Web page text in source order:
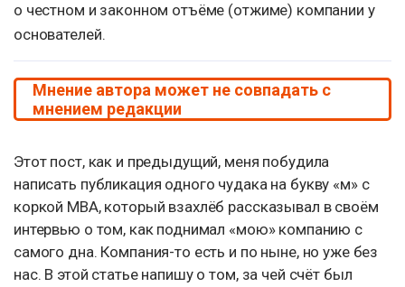
о честном и законном отъёме (отжиме) компании у
основателей.
Мнение автора может не совпадать с
мнением редакции
Этот пост, как и предыдущий, меня побудила
написать публикация одного чудака на букву «м» с
коркой MBA, который взахлёб рассказывал в своём
интервью о том, как поднимал «мою» компанию с
самого дна. Компания-то есть и по ныне, но уже без
нас. В этой статье напишу о том, за чей счёт был